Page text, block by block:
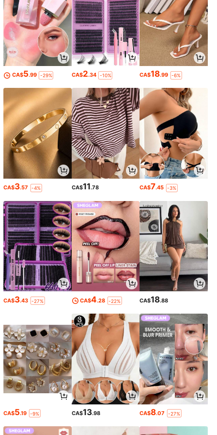
CA$5.99 -29% CA$2.34 -10% CA$18.99 -6%
CA$3.57 -4% CA$11.78 CA$7.45 -3%
CA$3.43 -27% CA$4.28 -22% CA$18.88
CA$5.19 -9% CA$13.98 CA$8.07 -27%